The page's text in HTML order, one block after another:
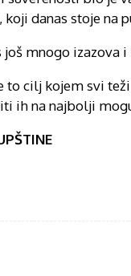
koji danas stoje na
još mnogo
to cilj kojem svi
ih na najbolji